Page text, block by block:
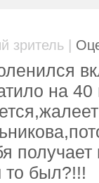
зритель |
на
был?!!!